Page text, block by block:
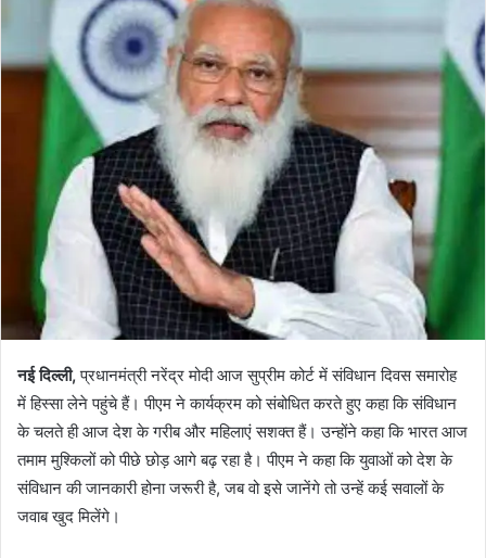
नई दिल्ली, प्रधानमंत्री नरेंद्र मोदी आज सुप्रीम कोर्ट में संविधान दिवस समारोह
में हिस्सा लेने पहुंचे हैं। पीएम ने कार्यक्रम को संबोधित करते हुए कहा कि संविधान
के चलते ही आज देश के गरीब और महिलाएं सशक्त हैं। उन्होंने कहा कि भारत आज
तमाम मुश्किलों को पीछे छोड़ आगे बढ़ रहा है। पीएम ने कहा कि युवाओं को देश के
संविधान की जानकारी होना जरूरी है, जब वो इसे जानेंगे तो उन्हें कई सवालों के
जवाब खुद मिलेंगे।